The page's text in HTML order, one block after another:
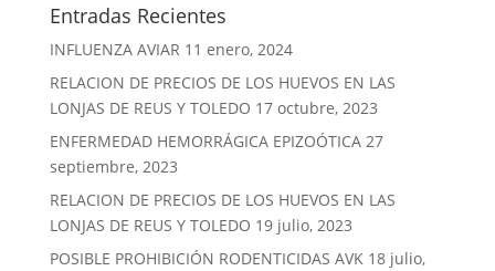
Entradas Recientes
INFLUENZA AVIAR 11 enero, 2024
RELACION DE PRECIOS DE LOS HUEVOS EN LAS
LONJAS DE REUS Y TOLEDO 17 octubre, 2023
ENFERMEDAD HEMORRÁGICA EPIZOÓTICA 27
septiembre, 2023
RELACION DE PRECIOS DE LOS HUEVOS EN LAS
LONJAS DE REUS Y TOLEDO 19 julio, 2023
POSIBLE PROHIBICIÓN RODENTICIDAS AVK 18 julio,